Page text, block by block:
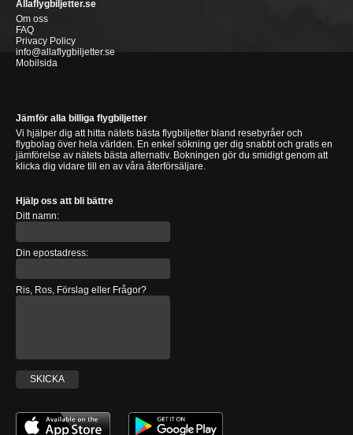
Allaflygbiljetter.se
Om oss
FAQ
Privacy Policy
info@allaflygbiljetter.se
Mobilsida
Jämför alla billiga flygbiljetter
Vi hjälper dig att hitta nätets bästa flygbiljetter bland resebyråer och
flygbolag över hela världen. En enkel sökning ger dig snabbt och gratis en
jämförelse av nätets bästa alternativ. Bokningen gör du smidigt genom att
klicka dig vidare till en av våra återförsäljare.
Hjälp oss att bli bättre
Ditt namn:
Din epostadress:
Ris, Ros, Förslag eller Frågor?
SKICKA